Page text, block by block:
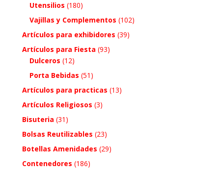
Utensilios (180)
Vajillas y Complementos (102)
Artículos para exhibidores (39)
Artículos para Fiesta (93)
Dulceros (12)
Porta Bebidas (51)
Artículos para practicas (13)
Artículos Religiosos (3)
Bisuteria (31)
Bolsas Reutilizables (23)
Botellas Amenidades (29)
Contenedores (186)